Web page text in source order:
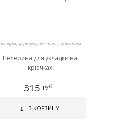
Пеньюары, фартуки, пелерины, воротники для стрижки
Пелерина для укладки на
крючках
315 руб.-
В КОРЗИНУ